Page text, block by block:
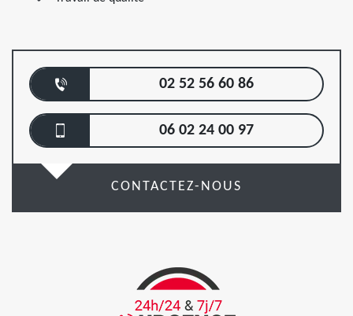
02 52 56 60 86
06 02 24 00 97
CONTACTEZ-NOUS